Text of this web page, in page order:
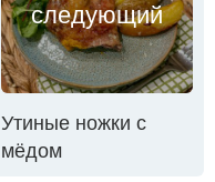
следующий
Утиные ножки с
мёдом